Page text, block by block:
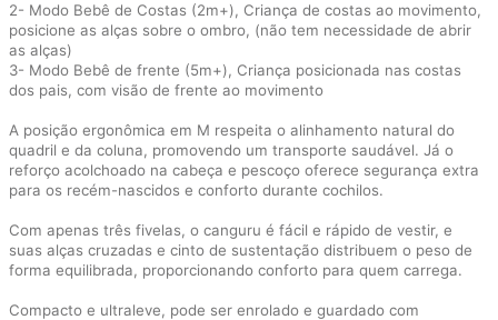
2- Modo Bebê de Costas (2m+), Criança de costas ao movimento,
posicione as alças sobre o ombro, (não tem necessidade de abrir
as alças)
3- Modo Bebê de frente (5m+), Criança posicionada nas costas
dos pais, com visão de frente ao movimento
A posição ergonômica em M respeita o alinhamento natural do
quadril e da coluna, promovendo um transporte saudável. Já o
reforço acolchoado na cabeça e pescoço oferece segurança extra
para os recém-nascidos e conforto durante cochilos.
Com apenas três fivelas, o canguru é fácil e rápido de vestir, e
suas alças cruzadas e cinto de sustentação distribuem o peso de
forma equilibrada, proporcionando conforto para quem carrega.
Compacto e ultraleve, pode ser enrolado e guardado com